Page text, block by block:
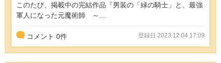
このたび、掲載中の完結作品『男装の「緑の騎士」と、最強
軍人になった元魔術師 ～...
コメント 0件 登録日 2023.12.04 17:09